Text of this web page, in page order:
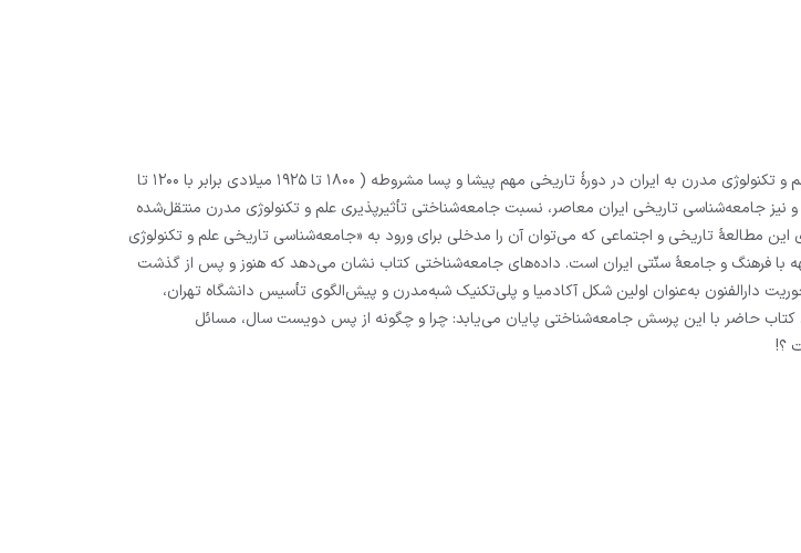
علم، جامعه و تکنولوژی در ایران مطالعه‌ای تاریخی و اجتماعی دربارۀ وضعیت انتقال علم و تکنولوژی مدرن به ایران در دورۀ تاریخی مهم پیشا و پسا مشروطه ( ۱۸۰۰ تا ۱۹۲۵ میلادی برابر با ۱۲۰۰ تا
و نیز جامعه‌شناسی تاریخی ایران معاصر، نسبت جامعه‌شناختی تأثیرپذیری علم و تکنولوژی مدرن منتقل‌شده
این مطالعۀ تاریخی و اجتماعی که می‌توان آن را مدخلی برای ورود به «جامعه‌شناسی تاریخی علم و تکنولوژی
با فرهنگ و جامعۀ سنّتی ایران است. داده‌های جامعه‌شناختی کتاب نشان می‌دهد که هنوز و پس از گذشت
دارالفنون به‌عنوان اولین شکل آکادمیا و پلی‌تکنیک شبه‌مدرن و پیش‌الگوی تأسیس دانشگاه تهران،
کتاب حاضر با این پرسش جامعه‌شناختی پایان می‌یابد: چرا و چگونه از پس دویست سال، مسائل
؟!